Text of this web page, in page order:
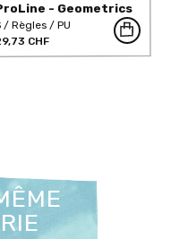
- Geometrics
S (PU)
Règles
PU
CHF